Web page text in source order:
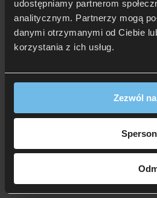
udostępniamy partnerom
analitycznym. Partnerzy mogą
danymi otrzymanymi od Ciebie
korzystania z ich usług.
Zezwól
Koszt dostawy ustalany indywidualnie